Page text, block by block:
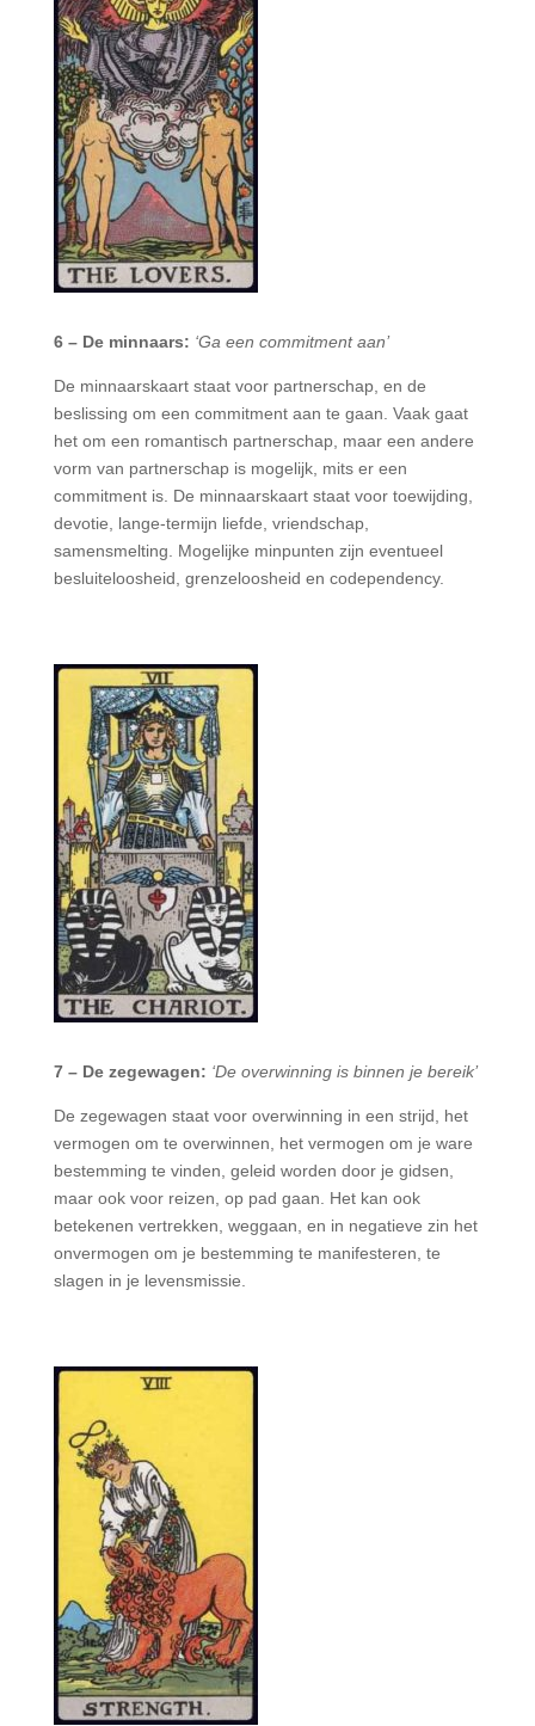
6 – De minnaars: ‘Ga een commitment aan’
De minnaarskaart staat voor partnerschap, en de
beslissing om een commitment aan te gaan. Vaak gaat
het om een romantisch partnerschap, maar een andere
vorm van partnerschap is mogelijk, mits er een
commitment is. De minnaarskaart staat voor toewijding,
devotie, lange-termijn liefde, vriendschap,
samensmelting. Mogelijke minpunten zijn eventueel
besluiteloosheid, grenzeloosheid en codependency.
7 – De zegewagen: ‘De overwinning is binnen je bereik’
De zegewagen staat voor overwinning in een strijd, het
vermogen om te overwinnen, het vermogen om je ware
bestemming te vinden, geleid worden door je gidsen,
maar ook voor reizen, op pad gaan. Het kan ook
betekenen vertrekken, weggaan, en in negatieve zin het
onvermogen om je bestemming te manifesteren, te
slagen in je levensmissie.